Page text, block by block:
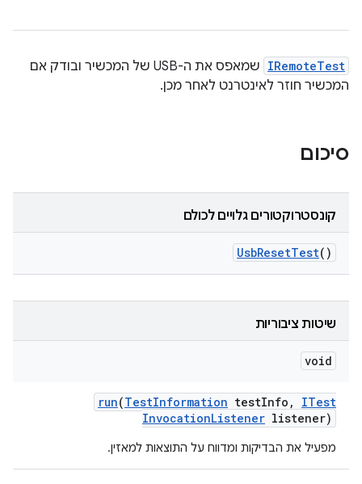
IRemoteTest
שמאפס את ה-USB של המכשיר ובודק אם
המכשיר חוזר לאינטרנט לאחר מכן.
סיכום
קונסטרוקטורים גלויים לכולם
UsbResetTest()
שיטות ציבוריות
void
run(TestInformation testInfo ,
ITest
InvocationListener listener)
מפעיל את הבדיקות ומדווח על התוצאות למאזין.